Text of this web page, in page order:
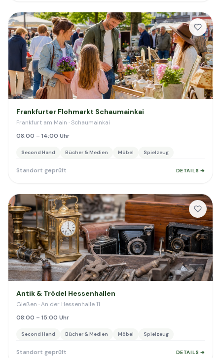
Frankfurter Flohmarkt Schaumainkai
Frankfurt am Main · Schaumainkai
08:00 – 14:00 Uhr
Second Hand Bücher & Medien Möbel Spielzeug
Standort geprüft DETAILS ➔
Antik & Trödel Hessenhallen
Gießen · An der Hessenhalle 11
08:00 – 15:00 Uhr
Second Hand Bücher & Medien Möbel Spielzeug
Standort geprüft DETAILS ➔